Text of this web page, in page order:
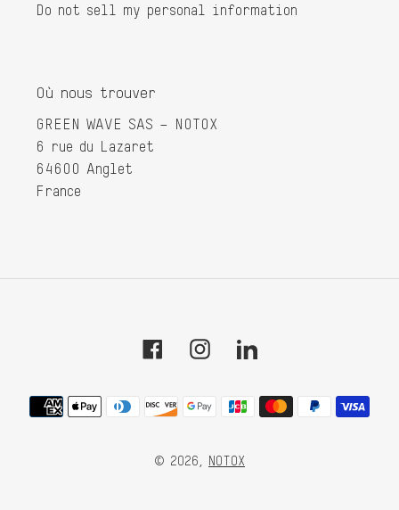
Do not sell my personal information
Où nous trouver
GREEN WAVE SAS – NOTOX
6 rue du Lazaret
64600 Anglet
France
FacebookInstagramTumblr
Moyens
de
© 2026, NOTOX